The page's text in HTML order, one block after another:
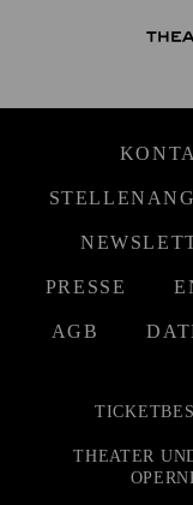
PRESSE
AGB
THEATER